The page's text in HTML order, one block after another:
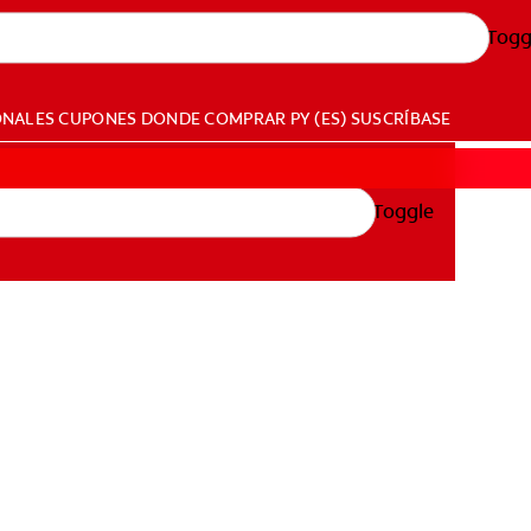
CUPONES DONDE COMPRAR PY (ES) SUSCRÍBASE
Toggle